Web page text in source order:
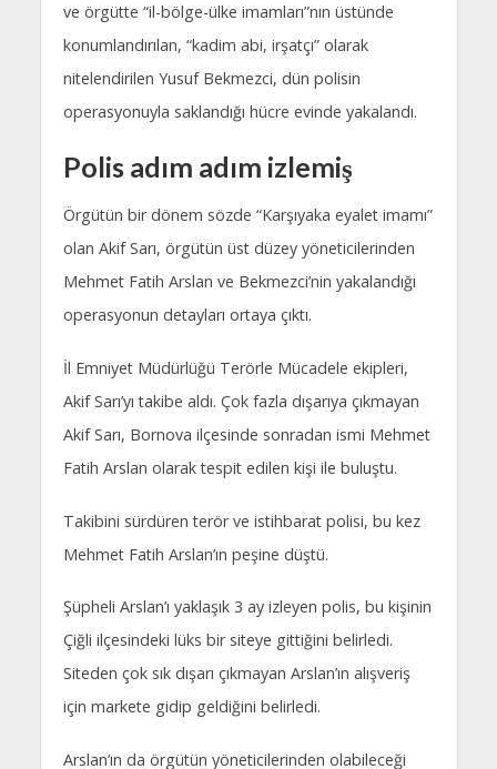
ve örgütte “il-bölge-ülke imamları”nın üstünde
konumlandırılan, “kadim abi, irşatçı” olarak
nitelendirilen Yusuf Bekmezci, dün polisin
operasyonuyla saklandığı hücre evinde yakalandı.
Polis adım adım izlemiş
Örgütün bir dönem sözde “Karşıyaka eyalet imamı”
olan Akif Sarı, örgütün üst düzey yöneticilerinden
Mehmet Fatih Arslan ve Bekmezci’nin yakalandığı
operasyonun detayları ortaya çıktı.
İl Emniyet Müdürlüğü Terörle Mücadele ekipleri,
Akif Sarı’yı takibe aldı. Çok fazla dışarıya çıkmayan
Akif Sarı, Bornova ilçesinde sonradan ismi Mehmet
Fatih Arslan olarak tespit edilen kişi ile buluştu.
Takibini sürdüren terör ve istihbarat polisi, bu kez
Mehmet Fatih Arslan’ın peşine düştü.
Şüpheli Arslan’ı yaklaşık 3 ay izleyen polis, bu kişinin
Çiğli ilçesindeki lüks bir siteye gittiğini belirledi.
Siteden çok sık dışarı çıkmayan Arslan’ın alışveriş
için markete gidip geldiğini belirledi.
Arslan’ın da örgütün yöneticilerinden olabileceği